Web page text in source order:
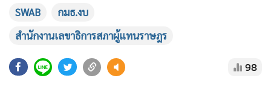
ประธานสภาฯย้ำว่า ที่สภาฯจะต้องมีมาตรการที่เข้มเพื่อให้เกิด
SWAB
กมธ.งบ
สำนักงานเลขาธิการสภาผู้แทนราษฎร
98